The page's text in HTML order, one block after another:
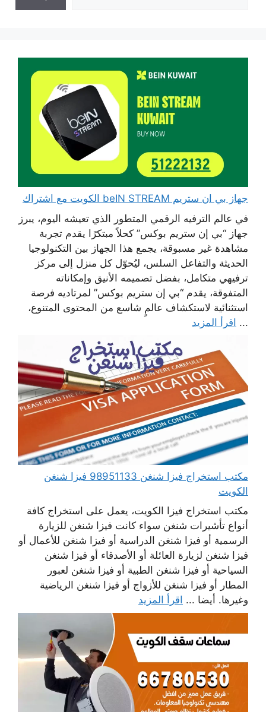
جهاز بي ان ستريم beIN STREAM الكويت مع اشتراك
في عالم الترفيه الرقمي المتطور الذي تعيشه اليوم، يبرز
جهاز “بي إن ستريم بوكس” كحلاً مبتكرًا يقدم تجربة
مشاهدة غير مسبوقة، يجمع هذا الجهاز بين التكنولوجيا
الحديثة والتفاعل السلس، ليُحوّل كل منزل إلى مركز
ترفيهي متكامل، بفضل تصميمه الأنيق وإمكاناته
المتفوقة، يقدم “بي إن ستريم بوكس” لمرتاديه فرصة
استثنائية لاستكشاف عالمٍ شاسع من المحتوى المتنوع،
... اقرأ المزيد
مكتب استخراج فيزا شنغن 98951133 فيزا شنغن
الكويت
مكتب استخراج فيزا الكويت، يعمل على استخراج كافة
أنواع تأشيرات شنغن سواء كانت فيزا شنغن للزيارة
الرسمية أو فيزا شنغن الدراسية أو فيزا شنغن للأعمال أو
فيزا شنغن لزيارة العائلة أو الأصدقاء أو فيزا شنغن
السياحية أو فيزا شنغن الطبية أو فيزا شنغن لعبور
المطار أو فيزا شنغن للأزواج أو فيزا شنغن الرياضية
وغيرها. أيضا ... اقرأ المزيد